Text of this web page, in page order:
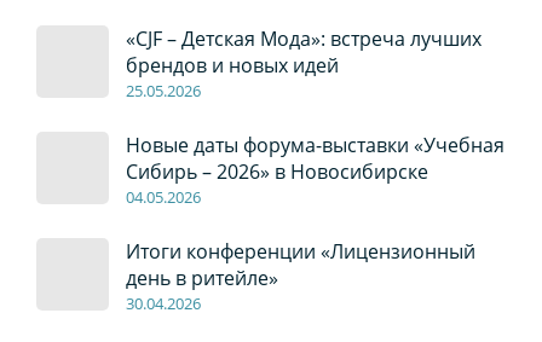
«CJF – Детская Мода»: встреча лучших
брендов и новых идей
25.05.2026
Новые даты форума-выставки «Учебная
Сибирь – 2026» в Новосибирске
04.05.2026
Итоги конференции «Лицензионный
день в ритейле»
30.04.2026